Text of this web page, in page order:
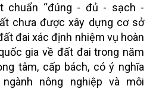
chuẩn “đúng - đủ - sạch -
chưa được xây dựng cơ sở
đai xác định nhiệm vụ hoàn
gia về đất đai trong năm
tâm, cấp bách, có ý nghĩa
nông nghiệp và môi